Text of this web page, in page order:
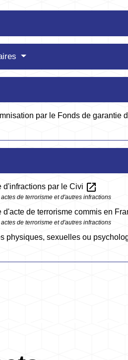
par le Fonds de garantie
d'infractions par le Civi open_in_new
de terrorisme et d'autres infractions
d'acte de terrorisme commis en
de terrorisme et d'autres infractions
physiques, sexuelles ou